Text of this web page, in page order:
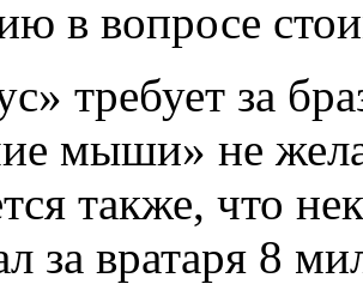
в вопросе
требует за
мыши» не
также, что
за вратаря 8